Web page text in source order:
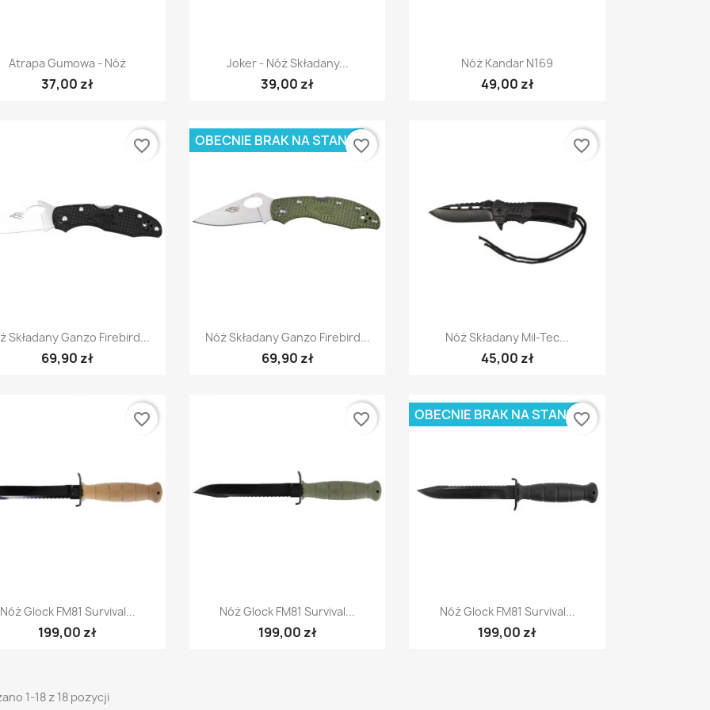
Szybki podgląd
Atrapa Gumowa - Nóż
37,00 zł
Szybki podgląd
Joker - Nóż Składany...
39,00 zł
Szybki podgląd
Nóż Kandar N169
49,00 zł
Szybki podgląd
Składany Ganzo Firebird...
69,90 zł
favorite_border
Szybki podgląd
Nóż Składany Ganzo Firebird...
69,90 zł
OBECNIE BRAK NA STANIEfavorite_border
Szybki podgląd
Nóż Składany Mil-Tec...
45,00 zł
favorite_border
Szybki podgląd
Nóż Glock FM81 Survival...
199,00 zł
favorite_border
Szybki podgląd
Nóż Glock FM81 Survival...
199,00 zł
favorite_border
Szybki podgląd
Nóż Glock FM81 Survival...
199,00 zł
OBECNIE BRAK NA STANIEfavorite_border
1-18 z 18 pozycji